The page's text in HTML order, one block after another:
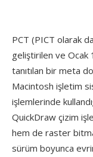
PCT (PICT olarak
geliştirilen ve
tanıtılan bir meta
Macintosh işletim
işlemlerinde
QuickDraw çizim
hem de raster
sürüm boyunca